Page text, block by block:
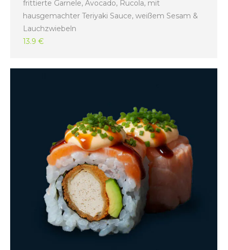
frittierte Garnele, Avocado, Rucola, mit
hausgemachter Teriyaki Sauce, weißem Sesam &
Lauchzwiebeln
13.9 €